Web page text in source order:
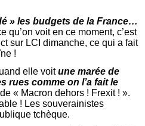
» les budgets de la France…
qu’on voit en ce moment, c’est
sur LCI dimanche, ce qui a fait
!
elle voitune marée de
rues comme on l’a fait le
« Macron dehors ! Frexit ! ».
! Les souverainistes
tchèque.